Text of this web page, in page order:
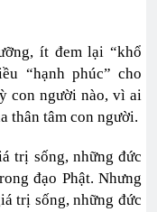
ít đem lại “khổ
“hạnh phúc” cho
con người nào, vì ai
thân tâm con người.
trị sống, những đức
đạo Phật. Nhưng
trị sống, những đức